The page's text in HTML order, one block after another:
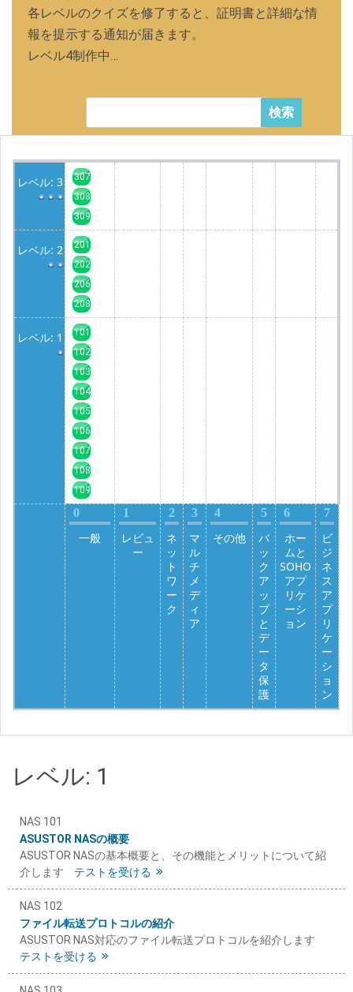
各レベルのクイズを修了すると、証明書と詳細な情
報を提示する通知が届きます。
レベル4制作中…
検索
レベル: 3
307
308
309
レベル: 2
201
202
206
208
レベル: 1
101
102
103
104
105
106
107
108
109
0
一般
1
レビュ
ー
2
ネ
ッ
ト
ワ
ー
ク
3
マ
ル
チ
メ
デ
ィ
ア
4
その他
5
バ
ッ
ク
ア
ッ
プ
と
デ
ー
タ
保
護
6
ホー
ムと
SOHO
アプ
リケ
ーシ
ョン
7
ビ
ジ
ネ
ス
ア
プ
リ
ケ
ー
シ
ョ
ン
レベル: 1
NAS 101
ASUSTOR NASの概要
ASUSTOR NASの基本概要と、その機能とメリットについて紹
介します
テストを受ける
NAS 102
ファイル転送プロトコルの紹介
ASUSTOR NAS対応のファイル転送プロトコルを紹介します
テストを受ける